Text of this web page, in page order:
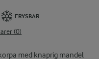
FRYSBAR
(0)
med knaprig mandel